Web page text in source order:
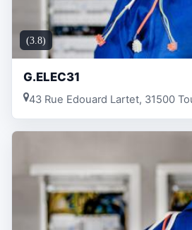
(3.8)
G.ELEC31
43 Rue Edouard Lartet, 31500